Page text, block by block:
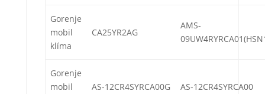
Gorenje
mobil
klíma
CA25YR2AG
AMS-
Gorenje
mobil
AS-12CR4SYRCA00G AS-12CR4SYRCA00